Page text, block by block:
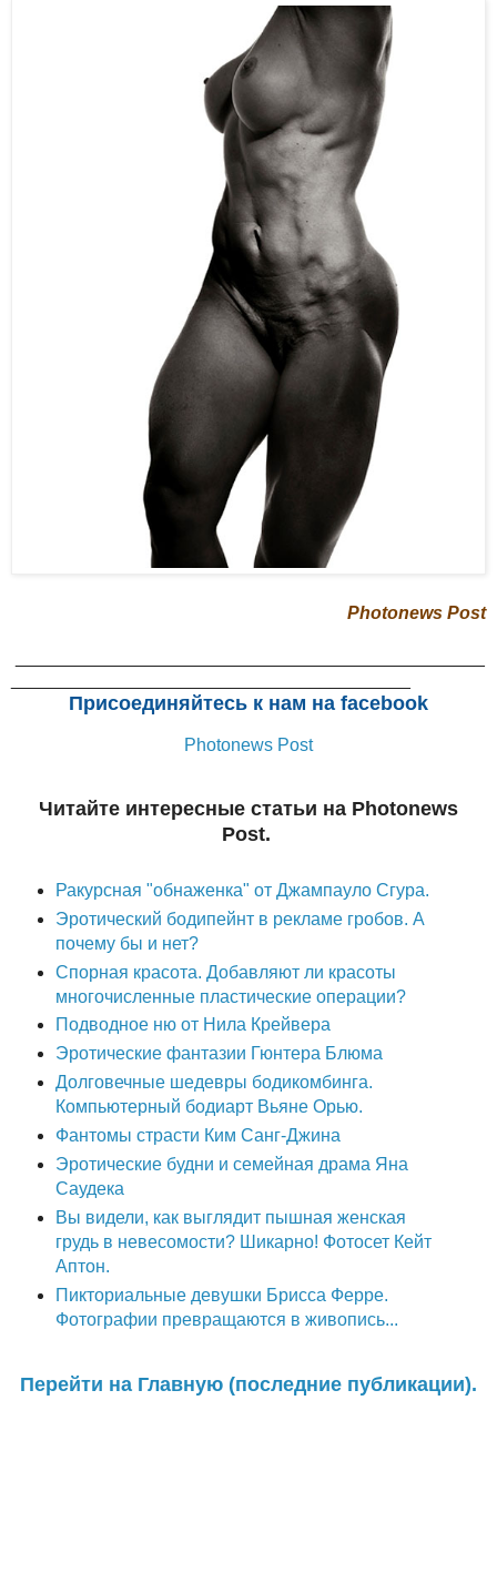
Photonews Post
Присоединяйтесь к нам на facebook
Photonews Post
Читайте интересные статьи на Photonews
Post.
Ракурсная "обнаженка" от Джампауло Сгура.
Эротический бодипейнт в рекламе гробов. А
почему бы и нет?
Спорная красота. Добавляют ли красоты
многочисленные пластические операции?
Подводное ню от Нила Крейвера
Эротические фантазии Гюнтера Блюма
Долговечные шедевры бодикомбинга.
Компьютерный бодиарт Вьяне Орью.
Фантомы страсти Ким Санг-Джина
Эротические будни и семейная драма Яна
Саудека
Вы видели, как выглядит пышная женская
грудь в невесомости? Шикарно! Фотосет Кейт
Аптон.
Пикториальные девушки Брисса Ферре.
Фотографии превращаются в живопись...
Перейти на Главную (последние публикации).